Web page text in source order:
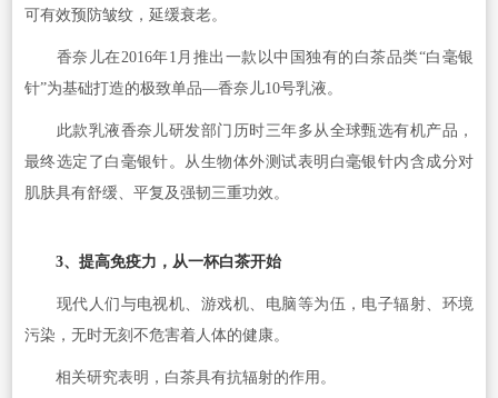
可有效预防皱纹，延缓衰老。
香奈儿在2016年1月推出一款以中国独有的白茶品类“白毫银
针”为基础打造的极致单品—香奈儿10号乳液。
此款乳液香奈儿研发部门历时三年多从全球甄选有机产品，
最终选定了白毫银针。从生物体外测试表明白毫银针内含成分对
肌肤具有舒缓、平复及强韧三重功效。
3、提高免疫力，从一杯白茶开始
现代人们与电视机、游戏机、电脑等为伍，电子辐射、环境
污染，无时无刻不危害着人体的健康。
相关研究表明，白茶具有抗辐射的作用。